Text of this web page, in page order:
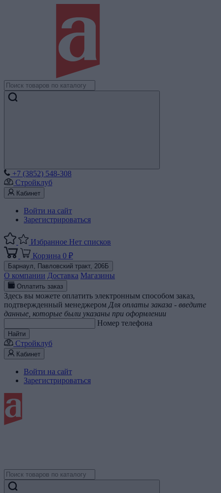
+7 (3852) 548-308
Стройклуб
Кабинет
Войти на сайт
Зарегистрироваться
Избранное Нет списков
Корзина 0 ₽
Барнаул, Павловский тракт, 206Б
О компании Доставка Магазины
Оплатить заказ
Здесь вы можете оплатить электронным способом заказ,
подтвержденный менеджером Для оплаты заказа - введите
данные, которые были указаны при оформлении
Номер телефона
Найти
Стройклуб
Кабинет
Войти на сайт
Зарегистрироваться